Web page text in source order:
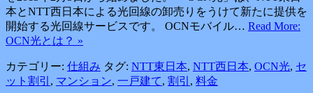
本とNTT西日本による光回線の卸売りをうけて新たに提供を
開始する光回線サービスです。 OCNモバイル… Read More:
OCN光とは？ »
カテゴリー: 仕組み タグ: NTT東日本, NTT西日本, OCN光, セ
ット割引 , マンション, 一戸建て, 割引 , 料金